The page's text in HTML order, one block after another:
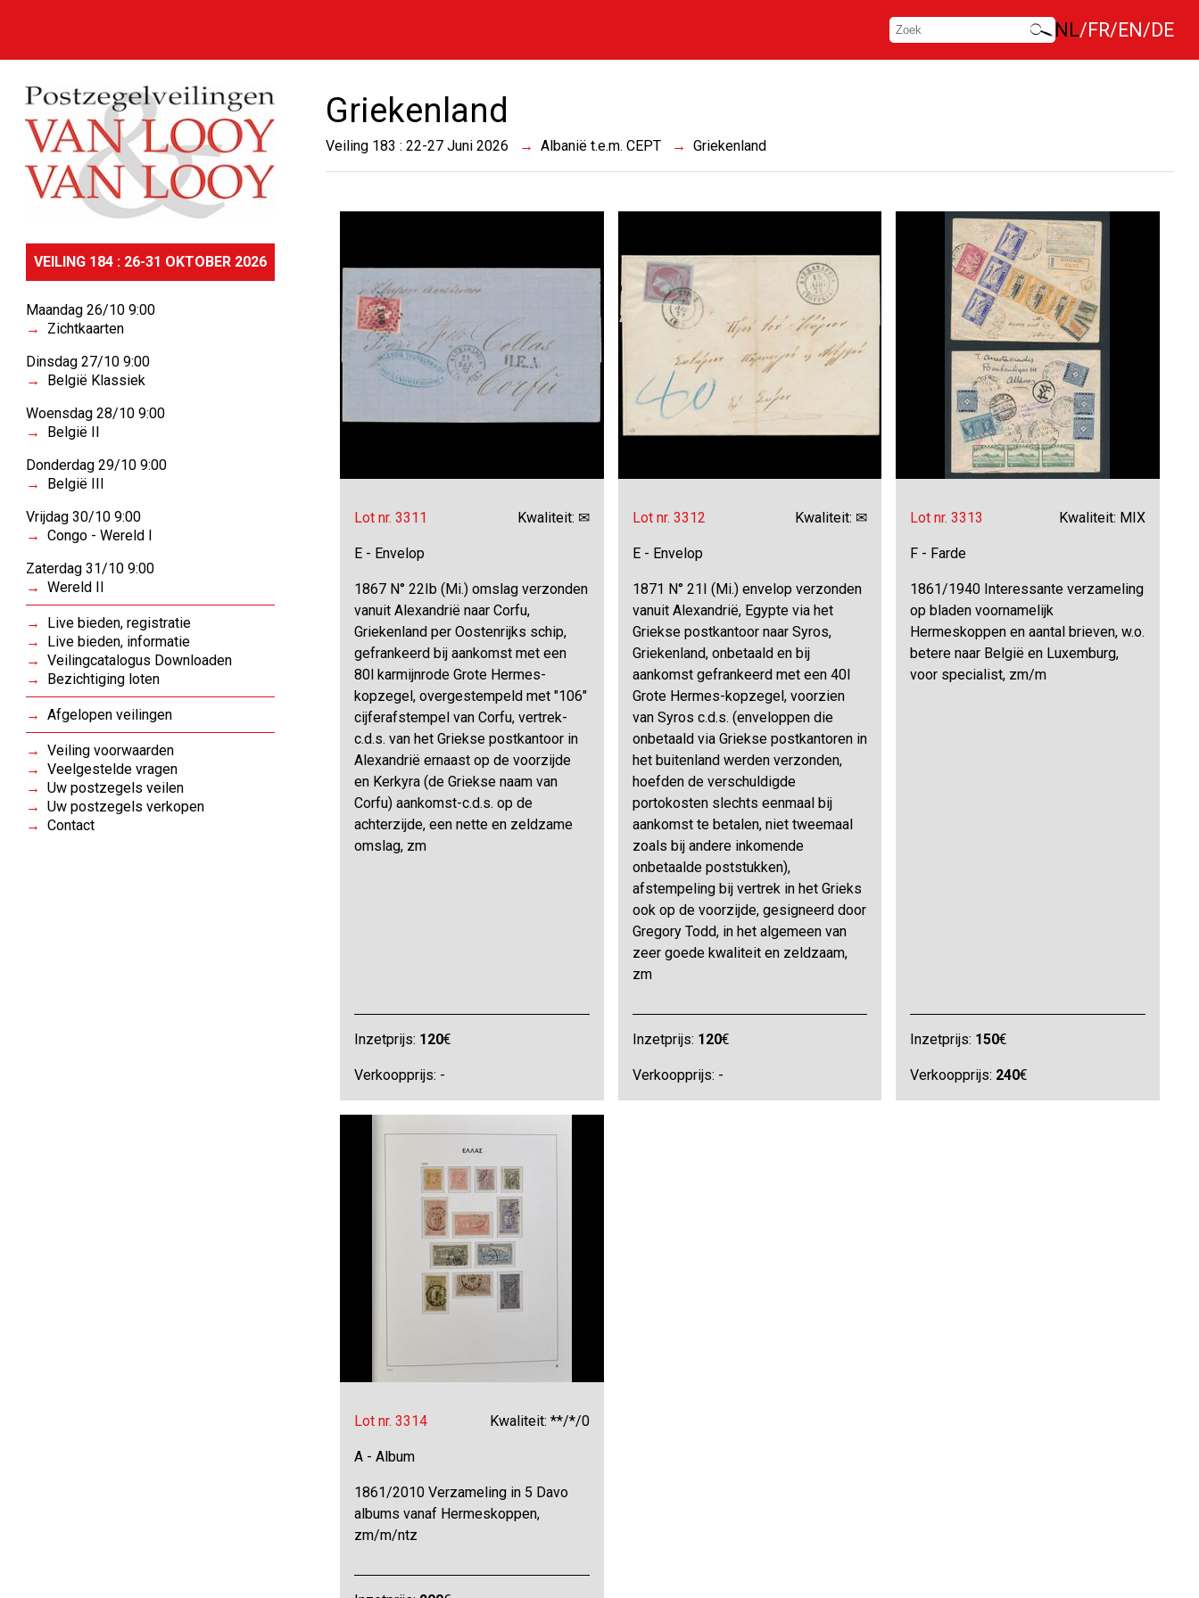
NL FR EN DE
VEILING 184 : 26-31 OKTOBER 2026
Maandag 26/10 9:00
Zichtkaarten
Dinsdag 27/10 9:00
België Klassiek
Woensdag 28/10 9:00
België II
Donderdag 29/10 9:00
België III
Vrijdag 30/10 9:00
Congo - Wereld I
Zaterdag 31/10 9:00
Wereld II
Live bieden, registratie
Live bieden, informatie
Veilingcatalogus Downloaden
Bezichtiging loten
Afgelopen veilingen
Veiling voorwaarden
Veelgestelde vragen
Uw postzegels veilen
Uw postzegels verkopen
Contact
Griekenland
Veiling 183 : 22-27 Juni 2026 Albanië t.e.m. CEPT Griekenland
Lot nr. 3311 Kwaliteit: ✉
E - Envelop
1867 N° 22Ib (Mi.) omslag verzonden
vanuit Alexandrië naar Corfu,
Griekenland per Oostenrijks schip,
gefrankeerd bij aankomst met een
80l karmijnrode Grote Hermes-
kopzegel, overgestempeld met "106"
cijferafstempel van Corfu, vertrek-
c.d.s. van het Griekse postkantoor in
Alexandrië ernaast op de voorzijde
en Kerkyra (de Griekse naam van
Corfu) aankomst-c.d.s. op de
achterzijde, een nette en zeldzame
omslag, zm
Inzetprijs: 120€
Verkoopprijs: -
Lot nr. 3312 Kwaliteit: ✉
E - Envelop
1871 N° 21I (Mi.) envelop verzonden
vanuit Alexandrië, Egypte via het
Griekse postkantoor naar Syros,
Griekenland, onbetaald en bij
aankomst gefrankeerd met een 40l
Grote Hermes-kopzegel, voorzien
van Syros c.d.s. (enveloppen die
onbetaald via Griekse postkantoren in
het buitenland werden verzonden,
hoefden de verschuldigde
portokosten slechts eenmaal bij
aankomst te betalen, niet tweemaal
zoals bij andere inkomende
onbetaalde poststukken),
afstempeling bij vertrek in het Grieks
ook op de voorzijde, gesigneerd door
Gregory Todd, in het algemeen van
zeer goede kwaliteit en zeldzaam,
zm
Inzetprijs: 120€
Verkoopprijs: -
Lot nr. 3313 Kwaliteit: MIX
F - Farde
1861/1940 Interessante verzameling
op bladen voornamelijk
Hermeskoppen en aantal brieven, w.o.
betere naar België en Luxemburg,
voor specialist, zm/m
Inzetprijs: 150€
Verkoopprijs: 240€
Lot nr. 3314 Kwaliteit: **/*/0
A - Album
1861/2010 Verzameling in 5 Davo
albums vanaf Hermeskoppen,
zm/m/ntz